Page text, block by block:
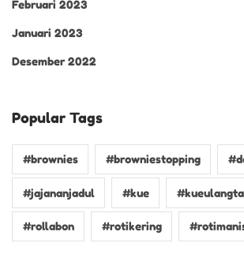
Februari 2023
Januari 2023
Desember 2022
Popular Tags
#brownies #browniestopping
#jajananjadul #kue
#rollabon #rotikering